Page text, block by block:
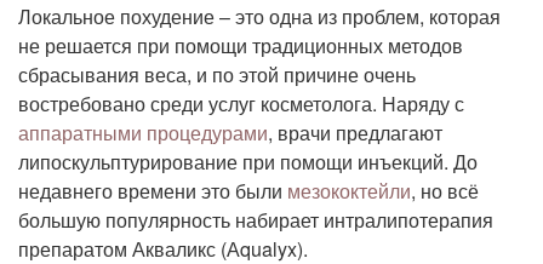
Локальное похудение – это одна из проблем, которая
не решается при помощи традиционных методов
сбрасывания веса, и по этой причине очень
востребовано среди услуг косметолога. Наряду с
аппаратными процедурами, врачи предлагают
липоскульптурирование при помощи инъекций. До
недавнего времени это были мезококтейли, но всё
большую популярность набирает интралипотерапия
препаратом Акваликс (Аqualyx).